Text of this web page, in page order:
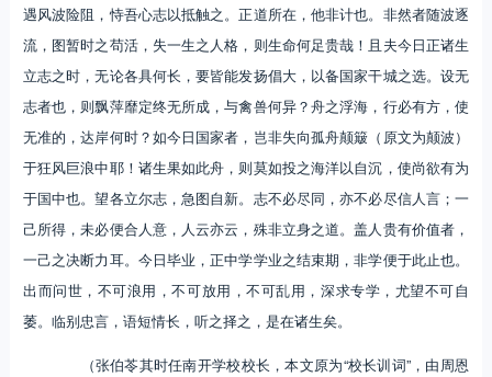
遇风波险阻，恃吾心志以抵触之。正道所在，他非计也。非然者随波逐
流，图暂时之苟活，失一生之人格，则生命何足贵哉！且夫今日正诸生
立志之时，无论各具何长，要皆能发扬倡大，以备国家干城之选。设无
志者也，则飘萍靡定终无所成，与禽兽何异？舟之浮海，行必有方，使
无准的，达岸何时？如今日国家者，岂非失向孤舟颠簸（原文为颠波）
于狂风巨浪中耶！诸生果如此舟，则莫如投之海洋以自沉，使尚欲有为
于国中也。望各立尔志，急图自新。志不必尽同，亦不必尽信人言；一
己所得，未必便合人意，人云亦云，殊非立身之道。盖人贵有价值者，
一己之决断力耳。今日毕业，正中学学业之结束期，非学便于此止也。
出而问世，不可浪用，不可放用，不可乱用，深求专学，尤望不可自
萎。临别忠言，语短情长，听之择之，是在诸生矣。
（张伯苓其时任南开学校校长，本文原为“校长训词”，由周恩